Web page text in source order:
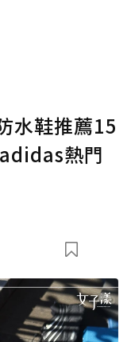
水鞋推薦15
熱門